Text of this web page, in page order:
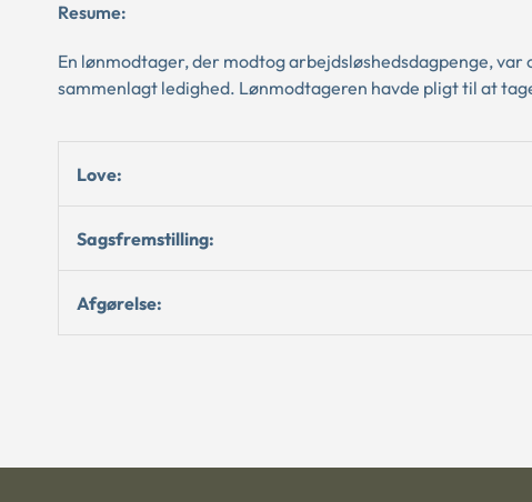
Resume:
En lønmodtager, der modtog arbejdsløshedsdagpenge,
sammenlagt ledighed. Lønmodtageren havde pligt til at
Love:
Sagsfremstilling:
Afgørelse: